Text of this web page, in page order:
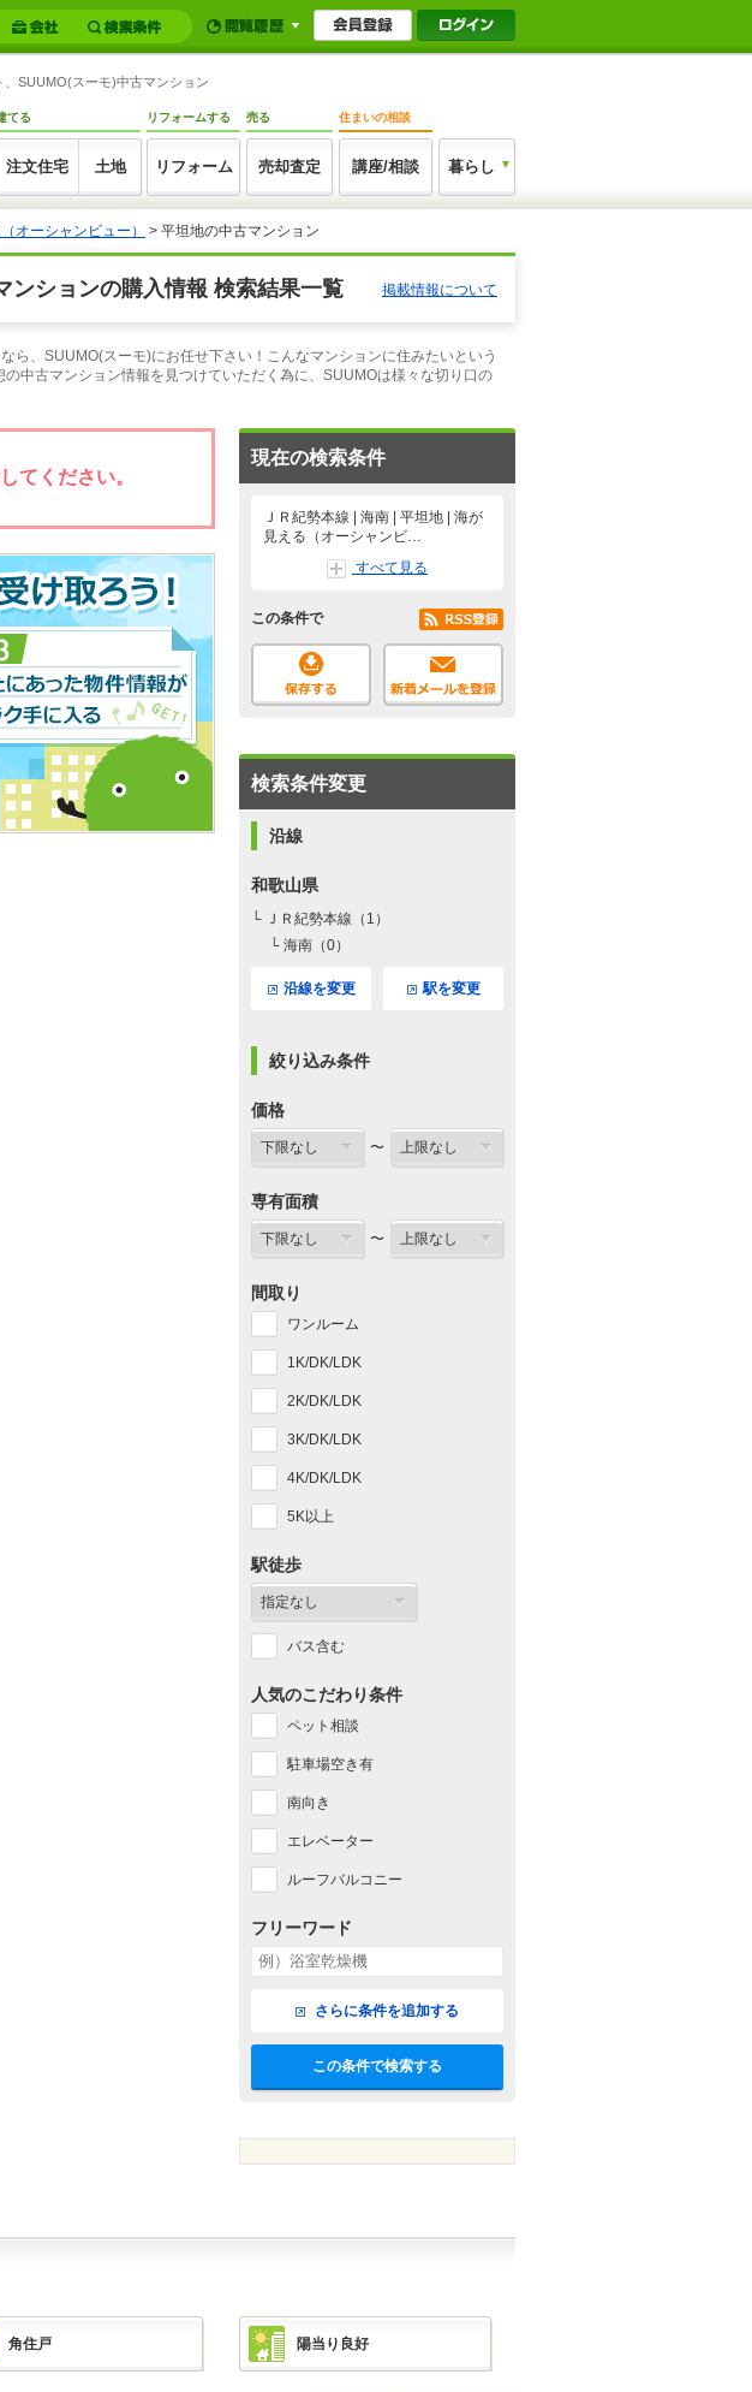
SUUMO(スーモ)中古マンション
てる
注文住宅 土地
リフォームする
リフォーム
売る
売却査定
住まいの相談
講座/相談 暮らし
オーシャンビュー） > 平坦地の中古マンション
ンションの購入情報 検索結果一覧 掲載情報について
、SUUMO(スーモ)にお任せ下さい！こんなマンションに住みたいという
中古マンション情報を見つけていただく為に、SUUMOは様々な切り口の
てください。
現在の検索条件
ＪＲ紀勢本線 | 海南 | 平坦地 | 海が
見える（オーシャンビ…
すべて見る
この条件で
検索条件変更
沿線
和歌山県
└ ＪＲ紀勢本線（1）
└ 海南（0）
沿線を変更 駅を変更
絞り込み条件
価格
〜
専有面積
〜
間取り
ワンルーム
1K/DK/LDK
2K/DK/LDK
3K/DK/LDK
4K/DK/LDK
5K以上
駅徒歩
バス含む
人気のこだわり条件
ペット相談
駐車場空き有
南向き
エレベーター
ルーフバルコニー
フリーワード
さらに条件を追加する
この条件で検索する
角住戸 陽当り良好